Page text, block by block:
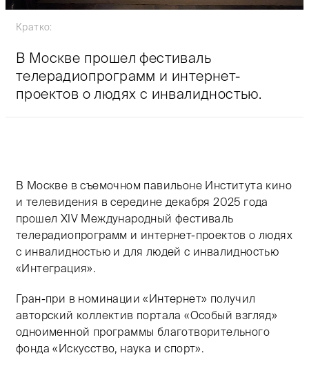
Кратко:
В Москве прошел фестиваль
телерадиопрограмм и интернет-
проектов о людях с инвалидностью.
В Москве в съемочном павильоне Института кино
и телевидения в середине декабря 2025 года
прошел XIV Международный фестиваль
телерадиопрограмм и интернет-проектов о людях
с инвалидностью и для людей с инвалидностью
«Интеграция».
Гран-при в номинации «Интернет» получил
авторский коллектив портала «Особый взгляд»
одноименной программы благотворительного
фонда «Искусство, наука и спорт».